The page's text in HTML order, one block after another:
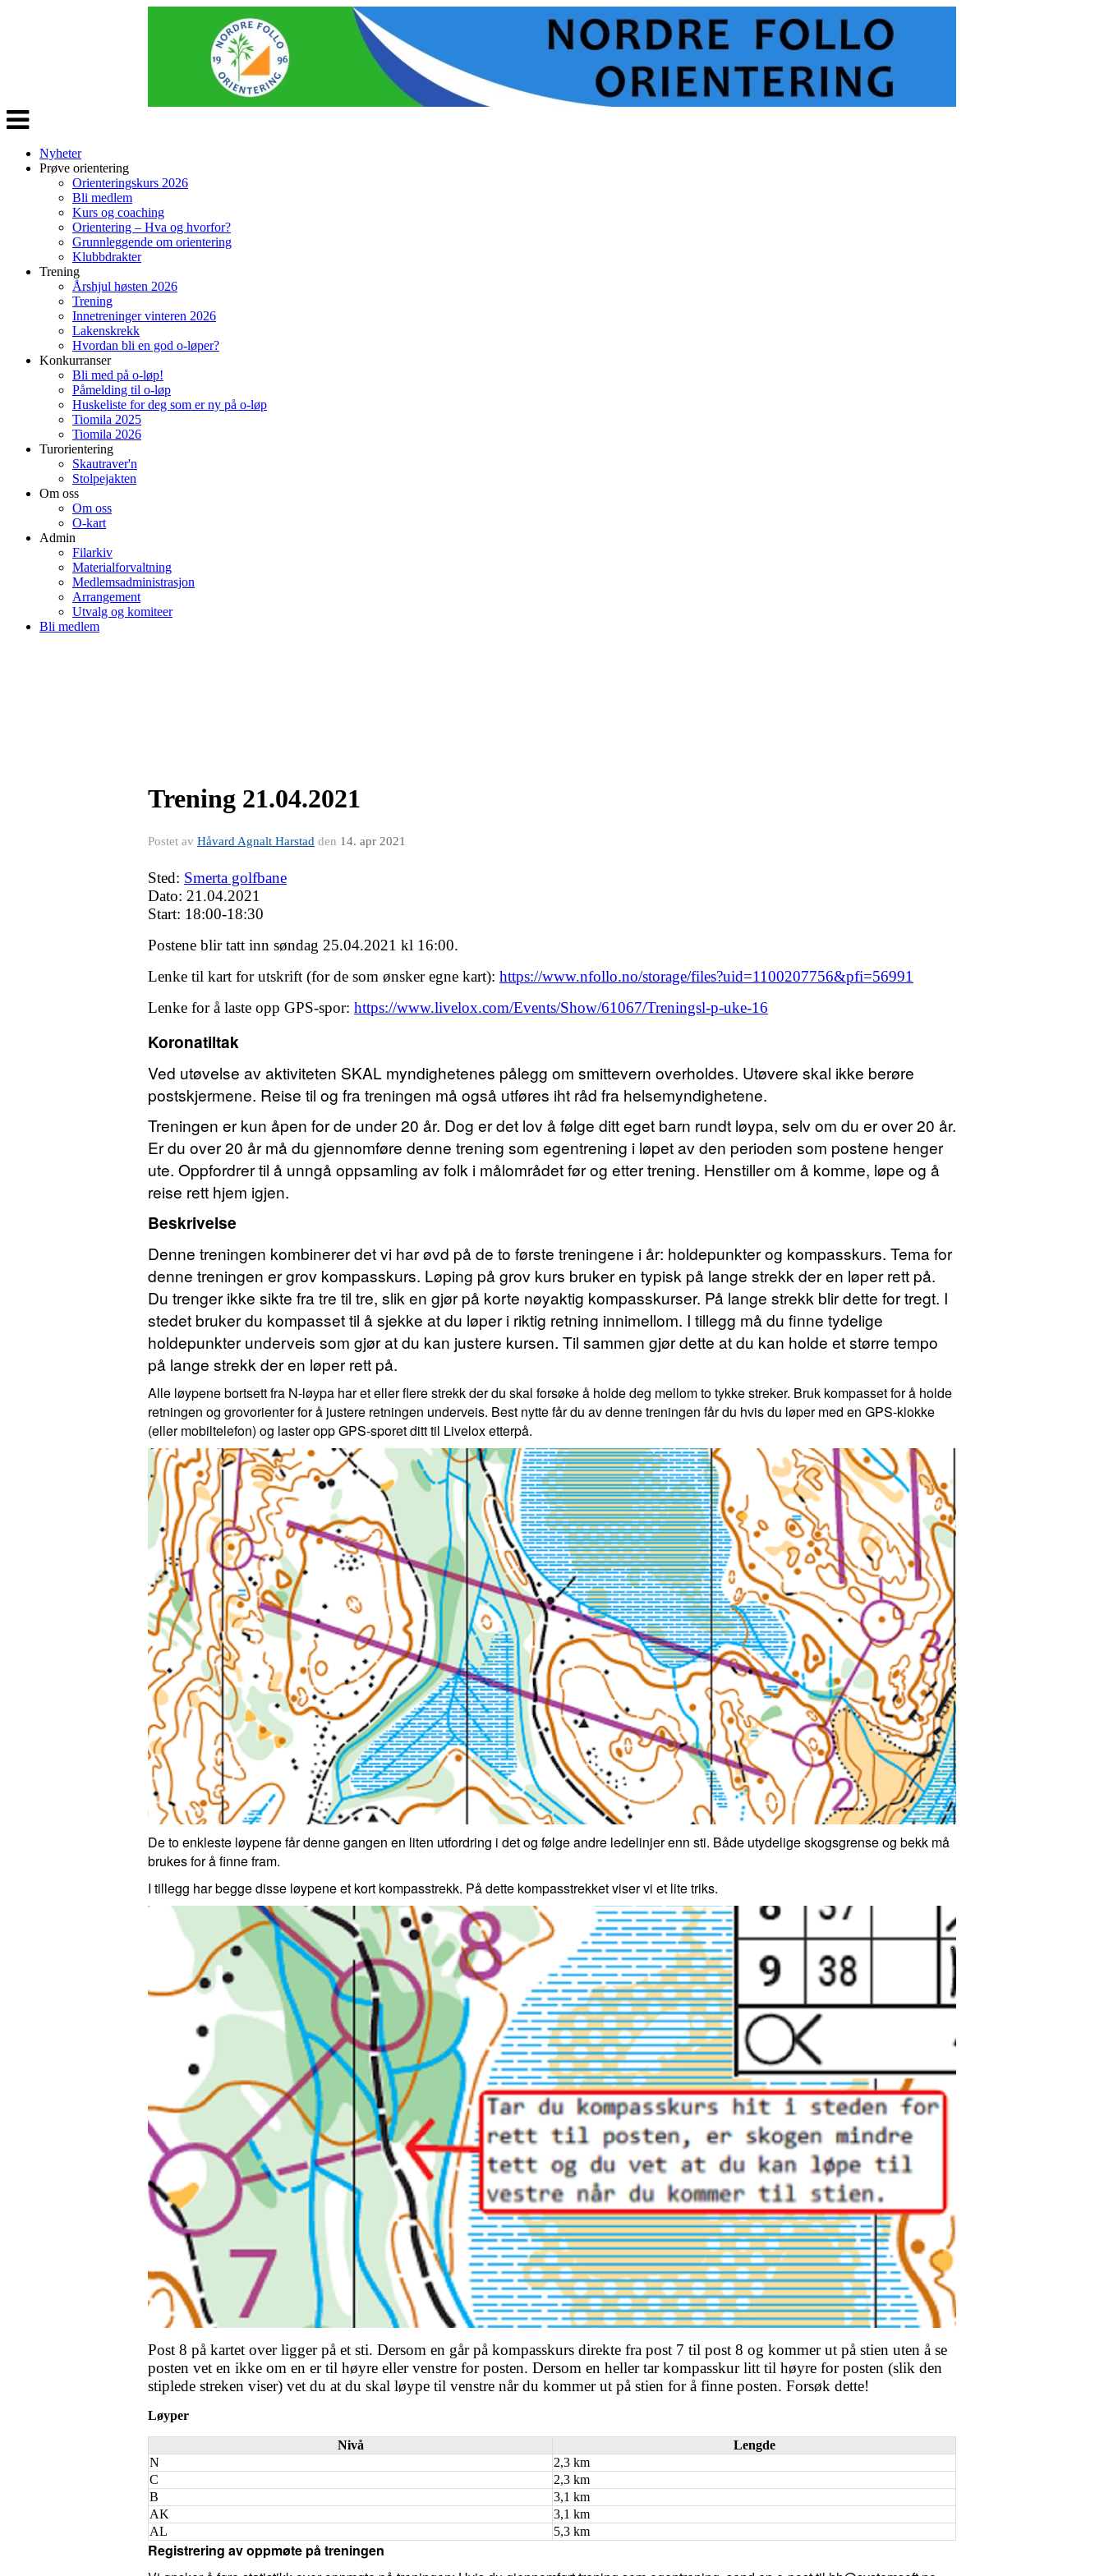
Veksle
navigasjon
Nyheter
Prøve orientering
Orienteringskurs 2026
Bli medlem
Kurs og coaching
Orientering – Hva og hvorfor?
Grunnleggende om orientering
Klubbdrakter
Trening
Årshjul høsten 2026
Trening
Innetreninger vinteren 2026
Lakenskrekk
Hvordan bli en god o-løper?
Konkurranser
Bli med på o-løp!
Påmelding til o-løp
Huskeliste for deg som er ny på o-løp
Tiomila 2025
Tiomila 2026
Turorientering
Skautraver'n
Stolpejakten
Om oss
Om oss
O-kart
Admin
Filarkiv
Materialforvaltning
Medlemsadministrasjon
Arrangement
Utvalg og komiteer
Bli medlem
Trening 21.04.2021
Postet av Håvard Agnalt Harstad den 14. apr 2021
Sted: Smerta golfbane
Dato: 21.04.2021
Start: 18:00-18:30
Postene blir tatt inn søndag 25.04.2021 kl 16:00.
Lenke til kart for utskrift (for de som ønsker egne kart): https://www.nfollo.no/storage/files?uid=1100207756&pfi=56991
Lenke for å laste opp GPS-spor: https://www.livelox.com/Events/Show/61067/Treningsl-p-uke-16
Koronatiltak
Ved utøvelse av aktiviteten SKAL myndighetenes pålegg om smittevern overholdes. Utøvere skal ikke berøre
postskjermene. Reise til og fra treningen må også utføres iht råd fra helsemyndighetene.
Treningen er kun åpen for de under 20 år. Dog er det lov å følge ditt eget barn rundt løypa, selv om du er over 20 år.
Er du over 20 år må du gjennomføre denne trening som egentrening i løpet av den perioden som postene henger
ute. Oppfordrer til å unngå oppsamling av folk i målområdet før og etter trening. Henstiller om å komme, løpe og å
reise rett hjem igjen.
Beskrivelse
Denne treningen kombinerer det vi har øvd på de to første treningene i år: holdepunkter og kompasskurs. Tema for
denne treningen er grov kompasskurs. Løping på grov kurs bruker en typisk på lange strekk der en løper rett på.
Du trenger ikke sikte fra tre til tre, slik en gjør på korte nøyaktig kompasskurser. På lange strekk blir dette for tregt. I
stedet bruker du kompasset til å sjekke at du løper i riktig retning innimellom. I tillegg må du finne tydelige
holdepunkter underveis som gjør at du kan justere kursen. Til sammen gjør dette at du kan holde et større tempo
på lange strekk der en løper rett på.
Alle løypene bortsett fra N-løypa har et eller flere strekk der du skal forsøke å holde deg mellom to tykke streker. Bruk kompasset for å holde
retningen og grovorienter for å justere retningen underveis. Best nytte får du av denne treningen får du hvis du løper med en GPS-klokke
(eller mobiltelefon) og laster opp GPS-sporet ditt til Livelox etterpå.
De to enkleste løypene får denne gangen en liten utfordring i det og følge andre ledelinjer enn sti. Både utydelige skogsgrense og bekk må
brukes for å finne fram.
I tillegg har begge disse løypene et kort kompasstrekk. På dette kompasstrekket viser vi et lite triks.
Post 8 på kartet over ligger på et sti. Dersom en går på kompasskurs direkte fra post 7 til post 8 og kommer ut på stien uten å se
posten vet en ikke om en er til høyre eller venstre for posten. Dersom en heller tar kompasskur litt til høyre for posten (slik den
stiplede streken viser) vet du at du skal løype til venstre når du kommer ut på stien for å finne posten. Forsøk dette!
Løyper
Nivå
Lengde
N
2,3 km
C
2,3 km
B
3,1 km
AK
3,1 km
AL
5,3 km
Registrering av oppmøte på treningen